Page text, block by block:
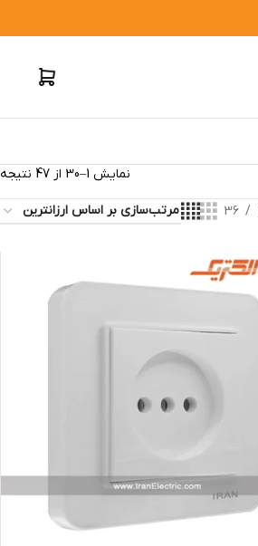
نمایش 1–30 از 47 نتیجه
36